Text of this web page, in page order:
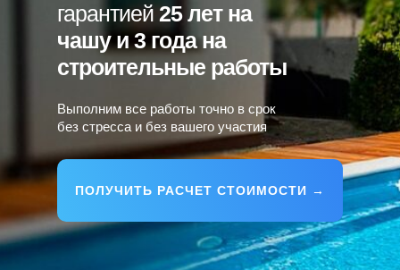
гарантией 25 лет на
чашу и 3 года на
строительные работы
Выполним все работы точно в срок
без стресса и без вашего участия
ПОЛУЧИТЬ РАСЧЕТ СТОИМОСТИ →